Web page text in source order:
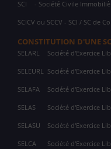
SCI - Société Civile
SCICV ou SCCV - SCI / SC de
CONSTITUTION D'UNE
SELARL Société d'Exercice
SELEURL Société d'Exercice
SELAFA Société d'Exercice
SELAS Société d'Exercice
SELASU Société d'Exercice
SELCA Société d'Exercice